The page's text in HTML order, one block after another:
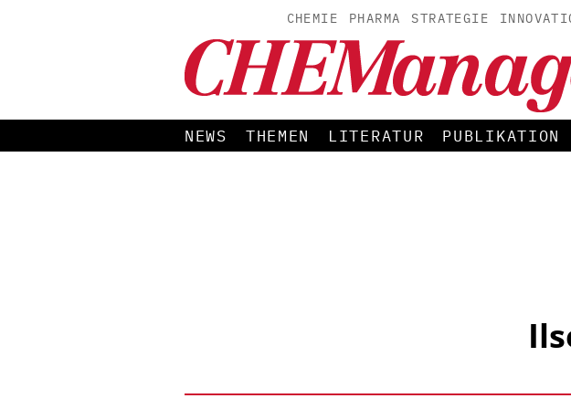
CHEMIE PHARMA STRATEGIE
NEWS THEMEN LITERATUR PUBLIKATION